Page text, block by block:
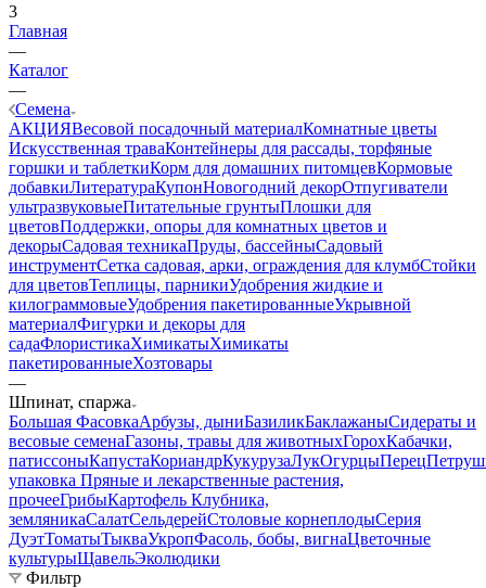
3
Главная
—
Каталог
—
Семена
АКЦИЯВесовой посадочный материалКомнатные цветы
Искусственная траваКонтейнеры для рассады, торфяные
горшки и таблеткиКорм для домашних питомцевКормовые
добавкиЛитератураКупонНовогодний декорОтпугиватели
ультразвуковыеПитательные грунтыПлошки для
цветовПоддержки, опоры для комнатных цветов и
декорыСадовая техникаПруды, бассейныСадовый
инструментСетка садовая, арки, ограждения для клумбСтойки
для цветовТеплицы, парникиУдобрения жидкие и
килограммовыеУдобрения пакетированныеУкрывной
материалФигурки и декоры для
садаФлористикаХимикатыХимикаты
пакетированныеХозтовары
—
Шпинат, спаржа
Большая ФасовкаАрбузы, дыниБазиликБаклажаныСидераты и
весовые семенаГазоны, травы для животныхГорохКабачки,
патиссоныКапустаКориандрКукурузаЛукОгурцыПерец
упаковка Пряные и лекарственные растения,
прочееГрибыКартофель Клубника,
земляникаСалатСельдерейСтоловые корнеплодыСерия
ДуэтТоматыТыкваУкропФасоль, бобы, вигнаЦветочные
культурыЩавельЭколюдики
Фильтр